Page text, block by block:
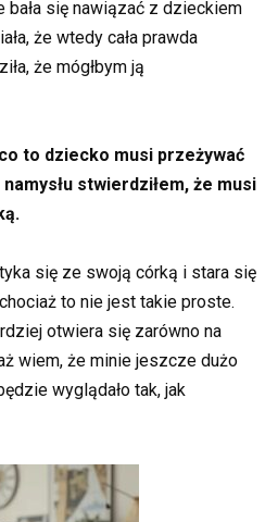
bała się nawiązać z dzieckiem
że wtedy cała prawda
że mógłbym ją
to dziecko musi przeżywać
stwierdziłem, że musi
się ze swoją córką i stara się
to nie jest takie proste.
otwiera się zarówno na
wiem, że minie jeszcze dużo
wyglądało tak, jak